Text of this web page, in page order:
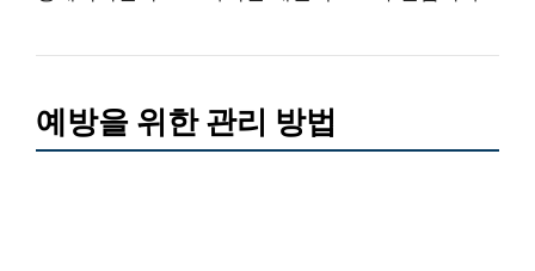
예방을 위한 관리 방법